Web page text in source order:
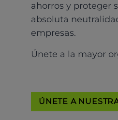
ahorros y proteger
absoluta
empresas.
Únete a la mayor
ÚNETE A